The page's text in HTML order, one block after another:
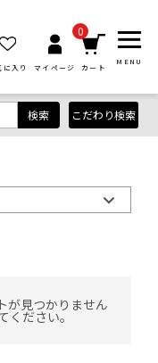
に入り マイページ
0
カート
MENU
検索 こだわり検索
が見つかりません
ください。